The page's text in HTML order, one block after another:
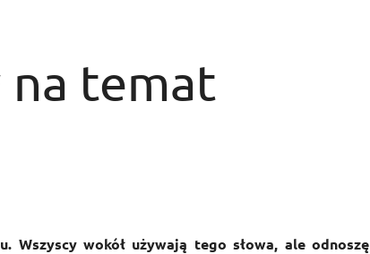
na temat
Wszyscy wokół używają tego słowa, ale odnoszę